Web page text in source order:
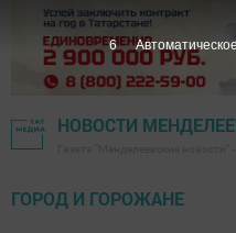
НОВОСТИ
ГОРОД И ГОРОЖАНЕ
5